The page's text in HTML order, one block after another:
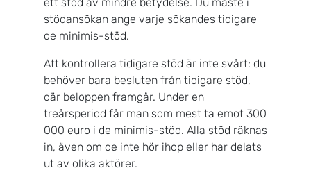
stödansökan ange varje sökandes tidigare
de minimis-stöd.
Att kontrollera tidigare stöd är inte svårt: du
behöver bara besluten från tidigare stöd,
där beloppen framgår. Under en
treårsperiod får man som mest ta emot 300
000 euro i de minimis-stöd. Alla stöd räknas
in, även om de inte hör ihop eller har delats
ut av olika aktörer.